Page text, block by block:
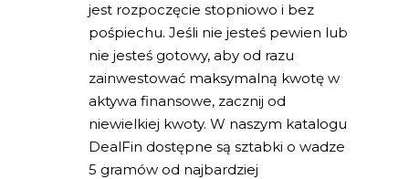
jest rozpoczęcie stopniowo i bez
pośpiechu. Jeśli nie jesteś pewien lub
nie jesteś gotowy, aby od razu
zainwestować maksymalną kwotę w
aktywa finansowe, zacznij od
niewielkiej kwoty. W naszym katalogu
DealFin dostępne są sztabki o wadze
5 gramów od najbardziej